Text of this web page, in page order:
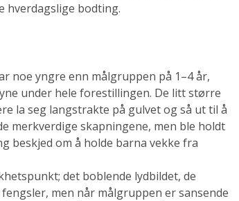
hverdagslige bodting.
noe yngre enn målgruppen på 1–4 år,
under hele forestillingen. De litt større
la seg langstrakte på gulvet og så ut til å
merkverdige skapningene, men ble holdt
beskjed om å holde barna vekke fra
det boblende lydbildet, de
men når målgruppen er sansende